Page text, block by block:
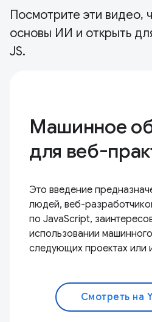
Посмотрите эти видео,
основы ИИ и открыть
JS.
Машинное
для веб-
Это введение
людей, веб-
по JavaScript,
использовании
следующих проектах или
Смотреть на